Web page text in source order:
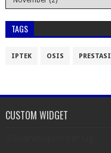
TAGS
IPTEK OSIS PRESTASI
CUSTOM WIDGET